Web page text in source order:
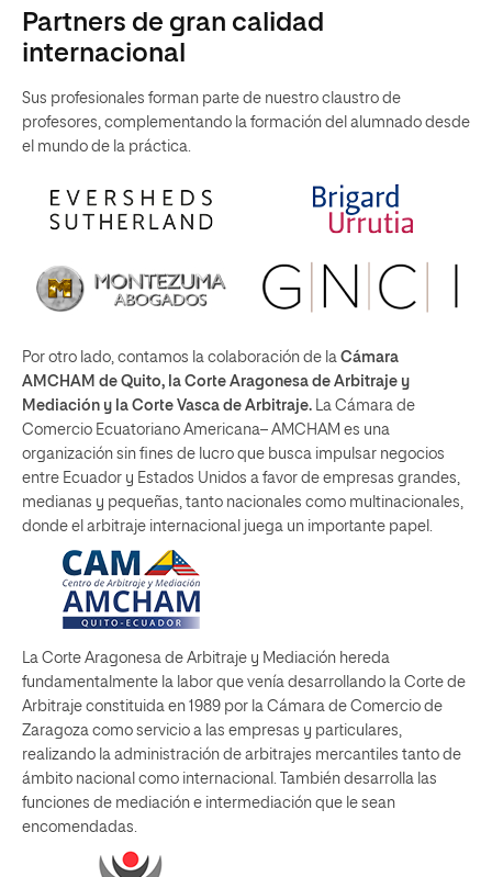
Partners de gran calidad
internacional
Sus profesionales forman parte de nuestro claustro de
profesores, complementando la formación del alumnado desde
el mundo de la práctica.
Por otro lado, contamos la colaboración de la Cámara
AMCHAM de Quito, la Corte Aragonesa de Arbitraje y
Mediación y la Corte Vasca de Arbitraje. La Cámara de
Comercio Ecuatoriano Americana– AMCHAM es una
organización sin fines de lucro que busca impulsar negocios
entre Ecuador y Estados Unidos a favor de empresas grandes,
medianas y pequeñas, tanto nacionales como multinacionales,
donde el arbitraje internacional juega un importante papel.
La Corte Aragonesa de Arbitraje y Mediación hereda
fundamentalmente la labor que venía desarrollando la Corte de
Arbitraje constituida en 1989 por la Cámara de Comercio de
Zaragoza como servicio a las empresas y particulares,
realizando la administración de arbitrajes mercantiles tanto de
ámbito nacional como internacional. También desarrolla las
funciones de mediación e intermediación que le sean
encomendadas.